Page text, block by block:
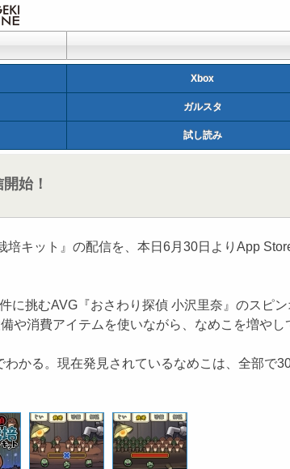
Xbox
ガルスタ
試し読み
始！
キット』の配信を、本日6月30日よりApp
に挑むAVG『おさわり探偵 小沢里奈』のスピ
や消費アイテムを使いながら、なめこを増やし
かる。現在発見されているなめこは、全部で